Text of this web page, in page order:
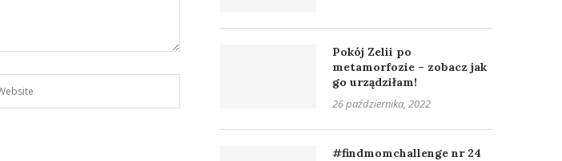
Pokój Zelii po
metamorfozie – zobacz jak
go urządziłam!
26 października, 2022
#findmomchallenge nr 24